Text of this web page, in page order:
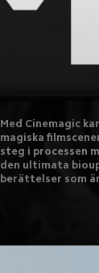
Med Cinemagic
magiska
steg i processen
den ultimata
berättelser som